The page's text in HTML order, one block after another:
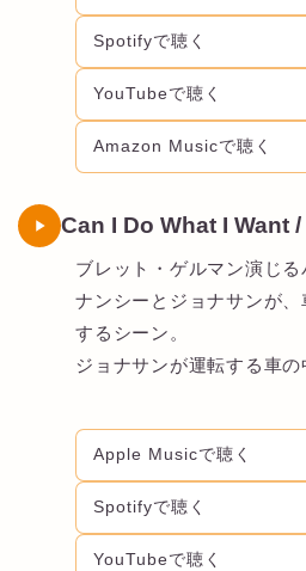
Spotifyで聴く
YouTubeで聴く
Amazon Musicで聴く
Can I Do What I Want
ブレット・ゲルマン演じる
ナンシーとジョナサンが
するシーン。
ジョナサンが運転する車の
Apple Musicで聴く
Spotifyで聴く
YouTubeで聴く